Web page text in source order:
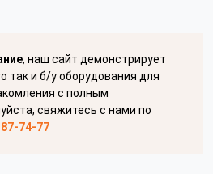
, наш сайт демонстрирует
так и б/у оборудования для
с полным
свяжитесь с нами по
74-77